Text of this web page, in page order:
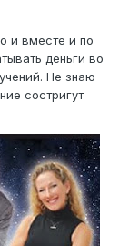
и вместе и по
деньги во
Не знаю
состригут